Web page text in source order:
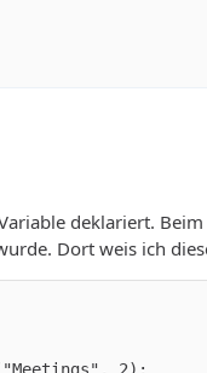
deklariert.
Dort weis ich